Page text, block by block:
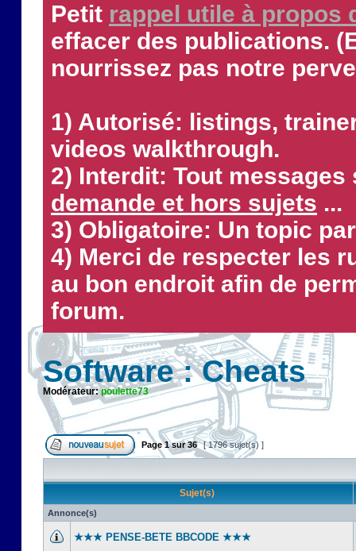
Petit rappel utile à propos
effacer des publications.
nourrissez pas notre
1) Autorisé: listings,
videos walkthrough.
2) Interdit: Tout
demande et hors sujets ...
3) Obligatoire: Un topic
4) Merci de respecter les
au bon endroit afin de
forum.
Software : Cheats
Modérateur:poulette73
Page1sur36 [ 1796 sujet(s) ]
Sujet(s)
Annonce(s)
★★★ PENSE-BETE BBCODE ★★★